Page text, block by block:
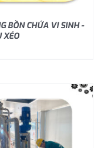
BỒN CHỨA VI SINH -
XÉO